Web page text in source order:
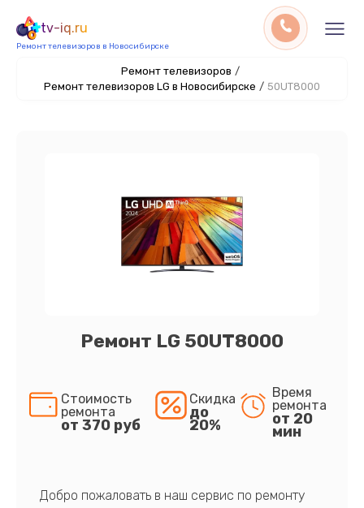
tv-iq.ru
Ремонт телевизоров в Новосибирске
Ремонт телевизоров /
Ремонт телевизоров LG в Новосибирске / 50UT8000
Ремонт LG 50UT8000
Стоимость
ремонта
от 370 руб
Скидка
до
20%
Время
ремонта
от 20
мин
Добро пожаловать в наш сервис по ремонту